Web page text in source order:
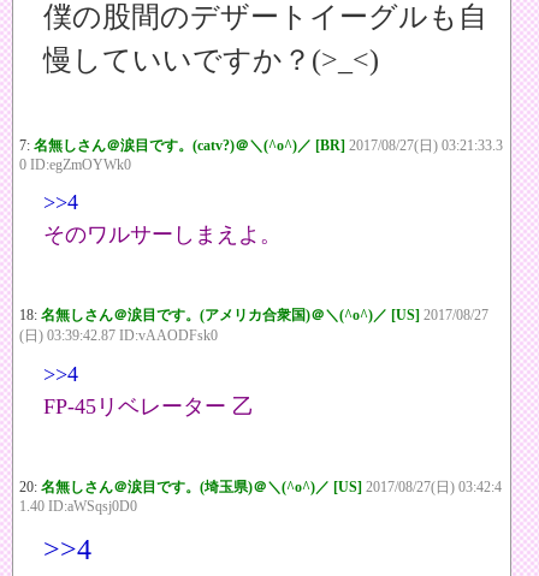
僕の股間のデザートイーグルも自
慢していいですか？(>_<)
7: 名無しさん＠涙目です。(catv?)＠＼(^o^)／ [BR] 2017/08/27(日) 03:21:33.3
0 ID:egZmOYWk0
>>4
そのワルサーしまえよ。
18: 名無しさん＠涙目です。(アメリカ合衆国)＠＼(^o^)／ [US] 2017/08/27
(日) 03:39:42.87 ID:vAAODFsk0
>>4
FP-45リベレーター 乙
20: 名無しさん＠涙目です。(埼玉県)＠＼(^o^)／ [US] 2017/08/27(日) 03:42:4
1.40 ID:aWSqsj0D0
>>4